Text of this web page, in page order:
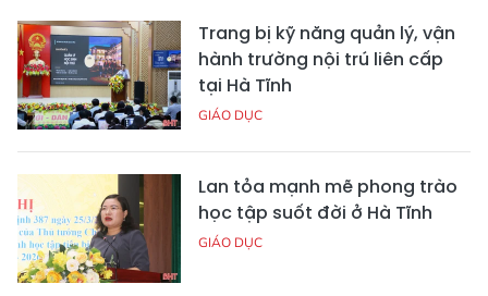
Trang bị kỹ năng quản lý, vận
hành trường nội trú liên cấp
tại Hà Tĩnh
GIÁO DỤC
Lan tỏa mạnh mẽ phong trào
học tập suốt đời ở Hà Tĩnh
GIÁO DỤC